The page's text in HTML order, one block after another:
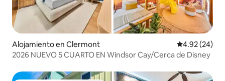
Alojamiento en Clermont Calificación
4.92 (24)
2026 NUEVO 5 CUARTO EN Windsor Cay/Cerca de Disney